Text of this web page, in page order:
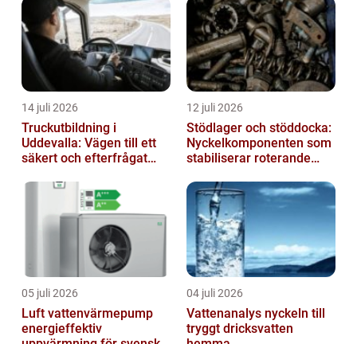
14 juli 2026
Truckutbildning i
Uddevalla: Vägen till ett
säkert och efterfrågat
12 juli 2026
Stödlager och stöddocka:
Nyckelkomponenten som
stabiliserar roterande
05 juli 2026
Luft vattenvärmepump
energieffektiv
04 juli 2026
Vattenanalys nyckeln till
tryggt dricksvatten